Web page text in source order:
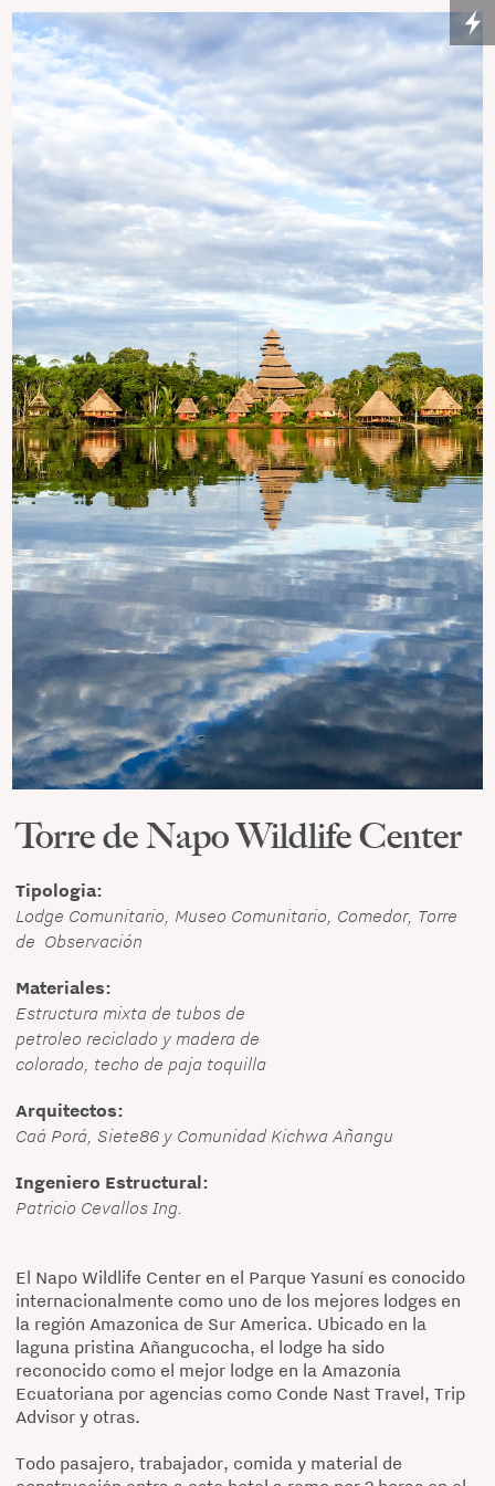
Torre de Napo Wildlife Center
Tipologia:
Lodge Comunitario, Museo Comunitario, Comedor, Torre
de Observación
Materiales:
Estructura mixta de tubos de
petroleo reciclado y madera de
colorado, techo de paja toquilla
Arquitectos:
Caá Porá, Siete86 y Comunidad Kichwa Añangu
Ingeniero Estructural:
Patricio Cevallos Ing.
El Napo Wildlife Center en el Parque Yasuní es conocido
internacionalmente como uno de los mejores lodges en
la región Amazonica de Sur America. Ubicado en la
laguna pristina Añangucocha, el lodge ha sido
reconocido como el mejor lodge en la Amazonía
Ecuatoriana por agencias como Conde Nast Travel, Trip
Advisor y otras.
Todo pasajero, trabajador, comida y material de